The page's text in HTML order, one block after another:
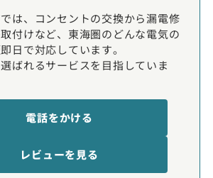
は、コンセントの交換から漏電修
付けなど、東海圏のどんな電気の
日で対応しています。
ばれるサービスを目指していま
電話をかける
レビューを見る